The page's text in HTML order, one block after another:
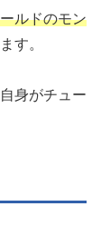
ルドのモン
す。
身がチュー